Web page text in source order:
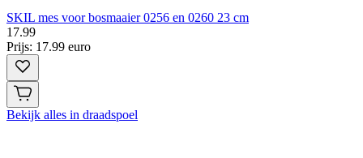
SKIL mes voor bosmaaier 0256 en 0260 23 cm
17.99
Prijs: 17.99 euro
Bekijk alles in draadspoel